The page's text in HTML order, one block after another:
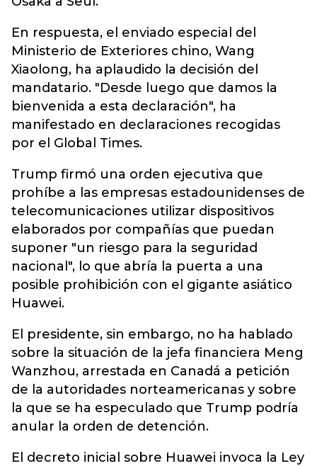
En respuesta, el enviado especial del
Ministerio de Exteriores chino, Wang
Xiaolong, ha aplaudido la decisión del
mandatario. "Desde luego que damos la
bienvenida a esta declaración", ha
manifestado en declaraciones recogidas
por el Global Times.
Trump firmó una orden ejecutiva que
prohíbe a las empresas estadounidenses de
telecomunicaciones utilizar dispositivos
elaborados por compañías que puedan
suponer "un riesgo para la seguridad
nacional", lo que abría la puerta a una
posible prohibición con el gigante asiático
Huawei.
El presidente, sin embargo, no ha hablado
sobre la situación de la jefa financiera Meng
Wanzhou, arrestada en Canadá a petición
de la autoridades norteamericanas y sobre
la que se ha especulado que Trump podría
anular la orden de detención.
El decreto inicial sobre Huawei invoca la Ley